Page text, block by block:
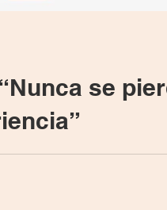
se
se gana experiencia” El
porque todos tienen